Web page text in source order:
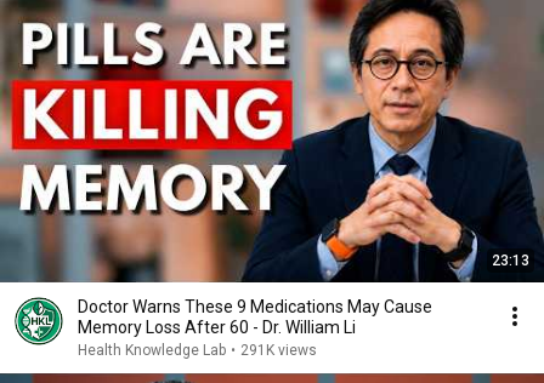
23:13
Doctor Warns These 9 Medications May Cause
Memory Loss After 60 - Dr. William Li
Health Knowledge Lab • 291K views